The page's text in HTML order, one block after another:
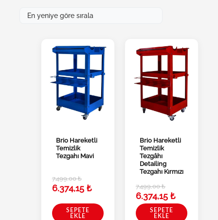
Brio Hareketli
Temizlik
Tezgahı Mavi
7.499,00₺
6.374,15 ₺
SEPETE
EKLE
Brio Hareketli
Temizlik
Tezgâhı
Detailing
Tezgahı Kırmızı
7.499,00₺
6.374,15 ₺
SEPETE
EKLE